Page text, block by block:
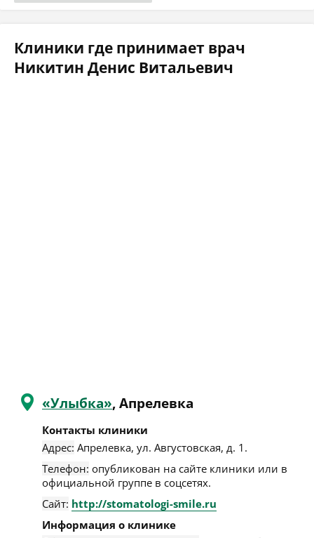
Клиники где принимает врач
Никитин Денис Витальевич
«Улыбка», Апрелевка
Контакты клиники
Адрес: Апрелевка, ул. Августовская, д. 1 .
Телефон: опубликован на сайте клиники или в
официальной группе в соцсетях.
Сайт: http://stomatologi-smile.ru
Информация о клинике